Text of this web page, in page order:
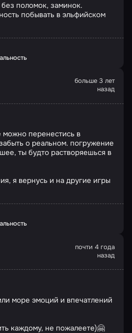
поломок, заминок.
побывать в эльфийском
больше 3 лет
назад
можно перенестись в
о реальном. погружение
ты будто растворяешься в
я вернусь и на другие игры
почти 4 года
назад
море эмоций и впечатлений
каждому, не пожалеете)🤗